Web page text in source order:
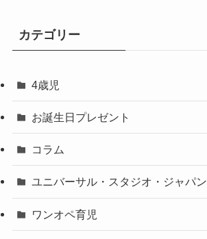
カテゴリー
4歳児
お誕生日プレゼント
コラム
ユニバーサル・スタジオ・ジャパン
ワンオペ育児